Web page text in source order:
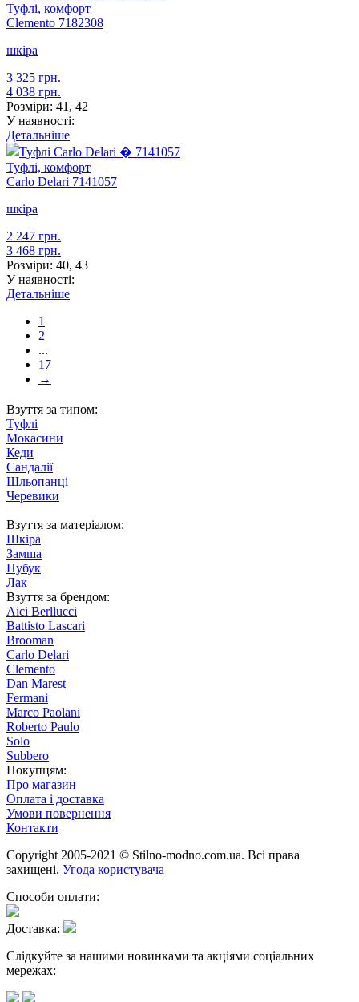
Туфлі, комфорт
Clemento 7182308
шкіра
3 325 грн.
4 038 грн.
Розміри: 41, 42
У наявності:
Детальніше
Туфлі, комфорт
Carlo Delari 7141057
шкіра
2 247 грн.
3 468 грн.
Розміри: 40, 43
У наявності:
Детальніше
1
2
...
17
→
Взуття за типом:
Туфлі
Мокасини
Кеди
Сандалії
Шльопанці
Черевики
Взуття за матеріалом:
Шкіра
Замша
Нубук
Лак
Взуття за брендом:
Aici Berllucci
Battisto Lascari
Brooman
Carlo Delari
Clemento
Dan Marest
Fermani
Marco Paolani
Roberto Paulo
Solo
Subbero
Покупцям:
Про магазин
Оплата і доставка
Умови повернення
Контакти
Copyright 2005-2021 © Stilno-modno.com.ua. Всі права
захищені. Угода користувача
Способи оплати:
Доставка:
Слідкуйте за нашими новинками та акціями соціальних
мережах: